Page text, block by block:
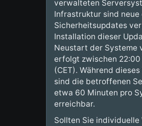
verwalteten
Infrastruktur sind neue
Sicherheitsupdates
Installation dieser
Neustart der Systeme
erfolgt zwischen
(CET). Während
sind die betroffenen
etwa 60 Minuten pro
erreichbar.
Sollten Sie